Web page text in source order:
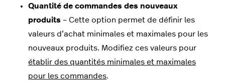
Quantité de commandes des nouveaux
produits – Cette option permet de définir les
valeurs d’achat minimales et maximales pour les
nouveaux produits. Modifiez ces valeurs pour
établir des quantités minimales et maximales
pour les commandes.